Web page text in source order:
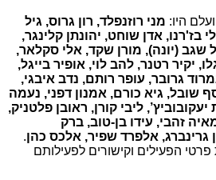
היו: מני רוזנפלד, רון גרוס, גיל
בז'רנו, אדן שוחט, יהונתן קלינגר,
שגב (יונה), מורן שקד, אלי סקלאר,
יקיר רטנר, להב לוי, אופיר בייגל,
גרובר, עופר רותם, נדב איבגי,
שובל, גיא כורם, אמנון דפני, נעמה
ליבי קורן, ראובן פלטניק,
זהבי, עידו בן-טוב, ברק
גרינברג, אלפרד שפיר, אלכס כהן.
הפעילים וקישורים לפעילותם